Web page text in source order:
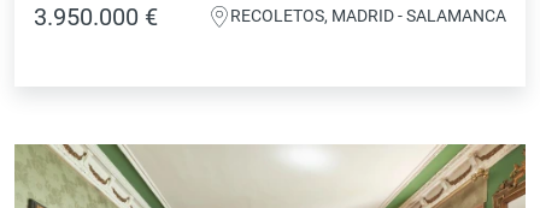
3.950.000 € RECOLETOS, MADRID - SALAMANCA